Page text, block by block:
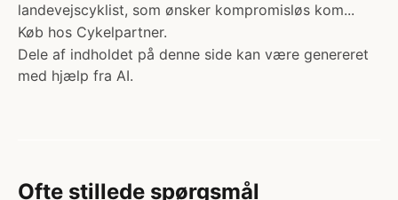
landevejscyklist, som ønsker kompromisløs kom...
Køb hos Cykelpartner.
Dele af indholdet på denne side kan være genereret
med hjælp fra AI.
Ofte stillede spørgsmål